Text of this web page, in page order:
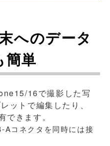
へのデータ
簡単
16で撮影した写
ットで編集したり、
できます。
コネクタを同時には接